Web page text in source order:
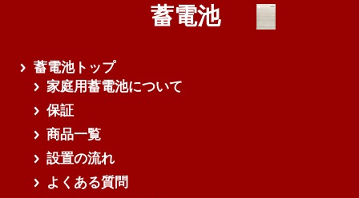
蓄電池
蓄電池トップ
家庭用蓄電池について
保証
商品一覧
設置の流れ
よくある質問